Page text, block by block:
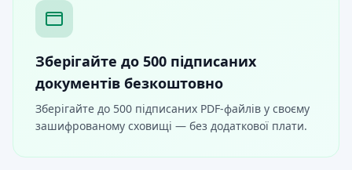
Зберігайте до 500 підписаних
документів безкоштовно
Зберігайте до 500 підписаних PDF-файлів у своєму
зашифрованому сховищі — без додаткової плати.